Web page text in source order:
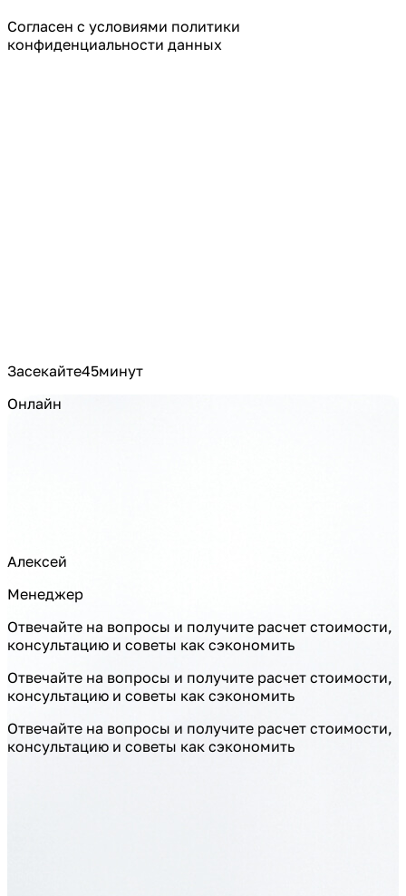
Cогласен с условиями политики
конфиденциальности данных
Засекайте45минут
Онлайн
Алексей
Менеджер
Отвечайте на вопросы и получите расчет стоимости,
консультацию и советы как сэкономить
Отвечайте на вопросы и получите расчет стоимости,
консультацию и советы как сэкономить
Отвечайте на вопросы и получите расчет стоимости,
консультацию и советы как сэкономить